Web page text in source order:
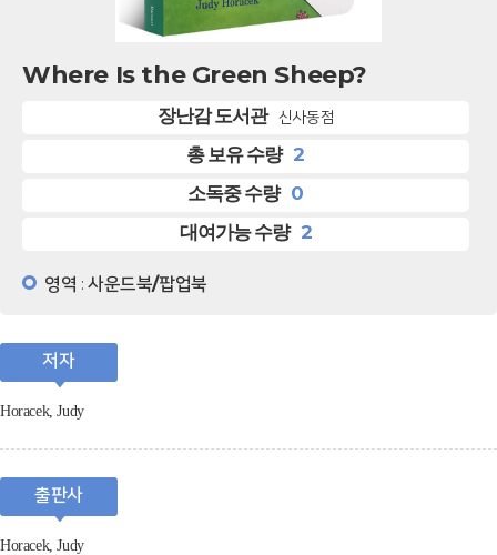
Where Is the Green Sheep?
장난감 도서관 신사동점
총 보유 수량 2
소독중 수량 0
대여가능 수량 2
영역 :사운드북/팝업북
저자
Horacek, Judy
출판사
Horacek, Judy